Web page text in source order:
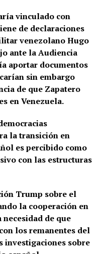
vinculado con
de declaraciones
venezolano Hugo
ante la Audiencia
aportar documentos
sin embargo
de que Zapatero
en Venezuela.
la transición en
es percibido como
con las estructuras
Trump sobre el
la cooperación en
de que
los remanentes del
investigaciones sobre